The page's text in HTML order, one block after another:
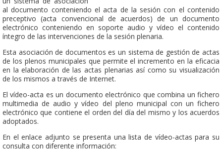
al documento conteniendo el acta de la sesión con el contenido
preceptivo (acta convencional de acuerdos) de un documento
electrónico conteniendo en soporte audio y vídeo el contenido
íntegro de las intervenciones de la sesión plenaria.
Esta asociación de documentos es un sistema de gestión de actas
de los plenos municipales que permite el incremento en la eficacia
en la elaboración de las actas plenarias así como su visualización
de los mismos a través de Internet.
El vídeo-acta es un documento electrónico que combina un fichero
multimedia de audio y vídeo del pleno municipal con un fichero
electrónico que contiene el orden del día del mismo y los acuerdos
adoptados.
En el enlace adjunto se presenta una lista de vídeo-actas para su
consulta con diferente información: